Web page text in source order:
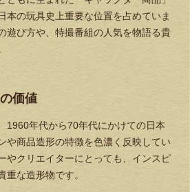
本の玩具史上重要な位置を占めていま
遊び方や、特撮番組の人気を物語る貴
価値
1960年代から70年代にかけての日本
や商品造形の特徴を色濃く反映してい
やクリエイターにとっても、インスピ
重な造形物です。